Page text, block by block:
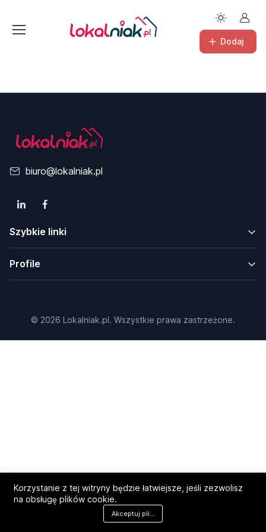
Dodaj
biuro@lokalniak.pl
Szybkie linki
Profile
© 2026 Lokalniak.pl. Wszystkie prawa zastrzeżone.
Korzystanie z tej witryny będzie łatwiejsze, jeśli zezwolisz
na obsługę plików cookie.
Akceptuj pliki cookie